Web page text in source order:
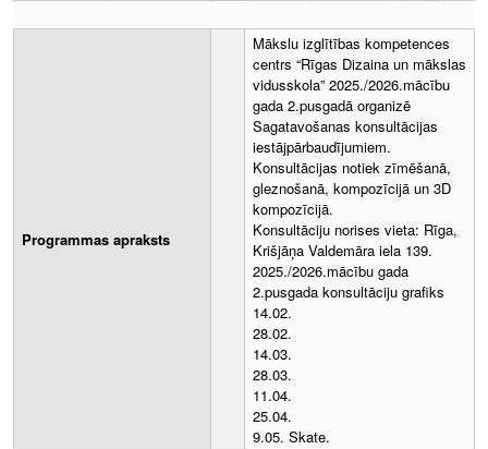
Programmas apraksts
Mākslu izglītības kompetences
centrs “Rīgas Dizaina un mākslas
vidusskola” 2025./2026.mācību
gada 2.pusgadā organizē
Sagatavošanas konsultācijas
iestājpārbaudījumiem.
Konsultācijas notiek zīmēšanā,
gleznošanā, kompozīcijā un 3D
kompozīcijā.
Konsultāciju norises vieta: Rīga,
Krišjāņa Valdemāra iela 139.
2025./2026.mācību gada
2.pusgada konsultāciju grafiks
14.02.
28.02.
14.03.
28.03.
11.04.
25.04.
9.05. Skate.